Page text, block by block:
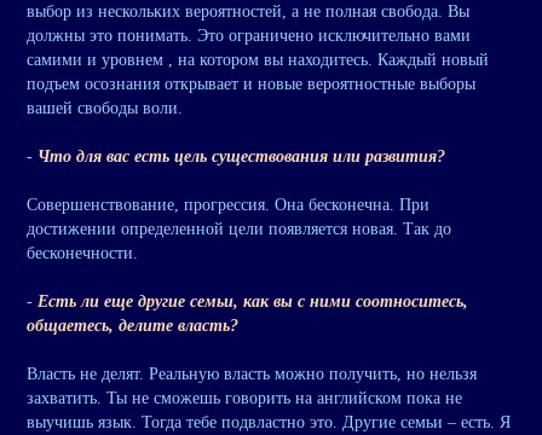
выбор из нескольких вероятностей, а не полная свобода. Вы
должны это понимать. Это ограничено исключительно вами
самими и уровнем , на котором вы находитесь. Каждый новый
подъем осознания открывает и новые вероятностные выборы
вашей свободы воли.
- Что для вас есть цель существования или развития?
Совершенствование, прогрессия. Она бесконечна. При
достижении определенной цели появляется новая. Так до
бесконечности.
- Есть ли еще другие семьи, как вы с ними соотноситесь,
общаетесь, делите власть?
Власть не делят. Реальную власть можно получить, но нельзя
захватить. Ты не сможешь говорить на английском пока не
выучишь язык. Тогда тебе подвластно это. Другие семьи – есть. Я